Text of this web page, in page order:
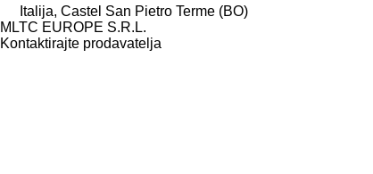
Italija, Castel San Pietro Terme (BO)
MLTC EUROPE S.R.L.
Kontaktirajte prodavatelja